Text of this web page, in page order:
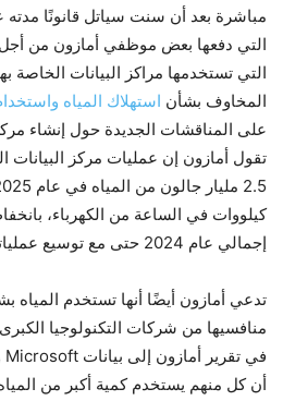
مباشرة بعد أن سنت سياتل قانونًا مدته
التي دفعها بعض موظفي أمازون من
التي تستخدمها مراكز البيانات الخاصة
المخاوف بشأن استهلاك المياه
على المناقشات الجديدة حول إنشاء
تقول أمازون إن عمليات مركز البيانات
إجمالي عام 2024 حتى مع توسيع عملياتها.
تدعي أمازون أيضًا أنها تستخدم
منافسيها من شركات التكنولوجيا
أن كل منهم يستخدم كمية أكبر من